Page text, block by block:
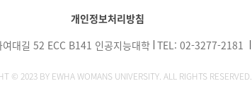
개인정보처리방침
대길 52 ECC B141 인공지능대학 TEL: 02-3277-2181
© 2023 BY EWHA WOMANS UNIVERSITY. ALL RIGHTS RESERVED.